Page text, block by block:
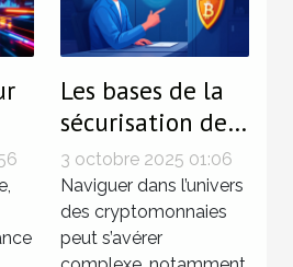
Les bases de la
sécurisation de
vos
investissements
en
cryptomonnaies
3 octobre 2025 01:06
Naviguer dans l’univers
des cryptomonnaies
peut s’avérer